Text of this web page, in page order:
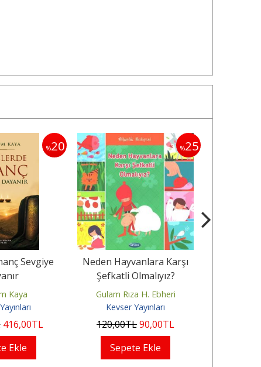
%20
Sevgiye
Kaya
416,00TL
Ekle
%25
Neden Hayvanlara Karşı
Şefkatli Olmalıyız?
Gulam Rıza H. Ebheri
Kevser Yayınları
120,00TL90,00TL
Sepete Ekle